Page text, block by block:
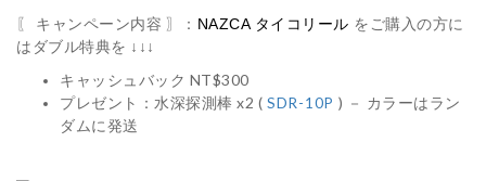
〖 キャンペーン内容 〗： NAZCA タイコリール をご購入の方に
はダブル特典を ↓↓↓
キャッシュバック NT$300
プレゼント ：水深探測棒 x2 ( SDR-10P ) － カラーはラン
ダムに発送